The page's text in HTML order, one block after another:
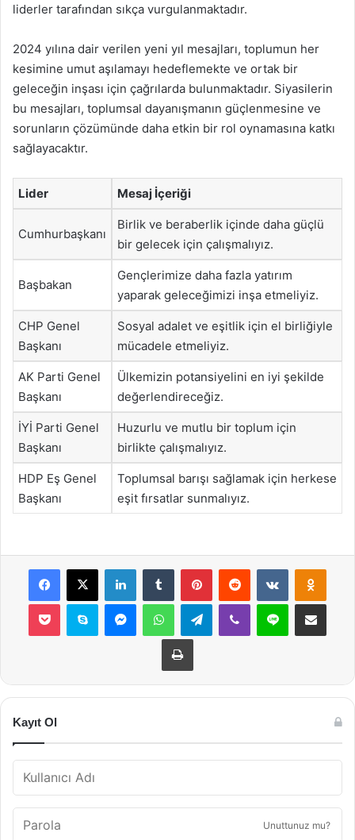
liderler tarafından sıkça vurgulanmaktadır.
2024 yılına dair verilen yeni yıl mesajları, toplumun her
kesimine umut aşılamayı hedeflemekte ve ortak bir
geleceğin inşası için çağrılarda bulunmaktadır. Siyasilerin
bu mesajları, toplumsal dayanışmanın güçlenmesine ve
sorunların çözümünde daha etkin bir rol oynamasına katkı
sağlayacaktır.
Lider Mesaj İçeriği
Cumhurbaşkanı
Birlik ve beraberlik içinde daha güçlü
bir gelecek için çalışmalıyız.
Başbakan
Gençlerimize daha fazla yatırım
yaparak geleceğimizi inşa etmeliyiz.
CHP Genel
Başkanı
Sosyal adalet ve eşitlik için el birliğiyle
mücadele etmeliyiz.
AK Parti Genel
Başkanı
Ülkemizin potansiyelini en iyi şekilde
değerlendireceğiz.
İYİ Parti Genel
Başkanı
Huzurlu ve mutlu bir toplum için
birlikte çalışmalıyız.
HDP Eş Genel
Başkanı
Toplumsal barışı sağlamak için herkese
eşit fırsatlar sunmalıyız.
Facebook
X LinkedInTumblr PinterestReddit VKontakte
Pocket Skype MessengerWhatsAppTelegramViber Line E-Posta ile
Yazdır
Kayıt Ol
Unuttunuz mu?